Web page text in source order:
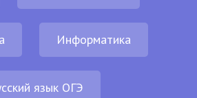
Информатика
язык ОГЭ